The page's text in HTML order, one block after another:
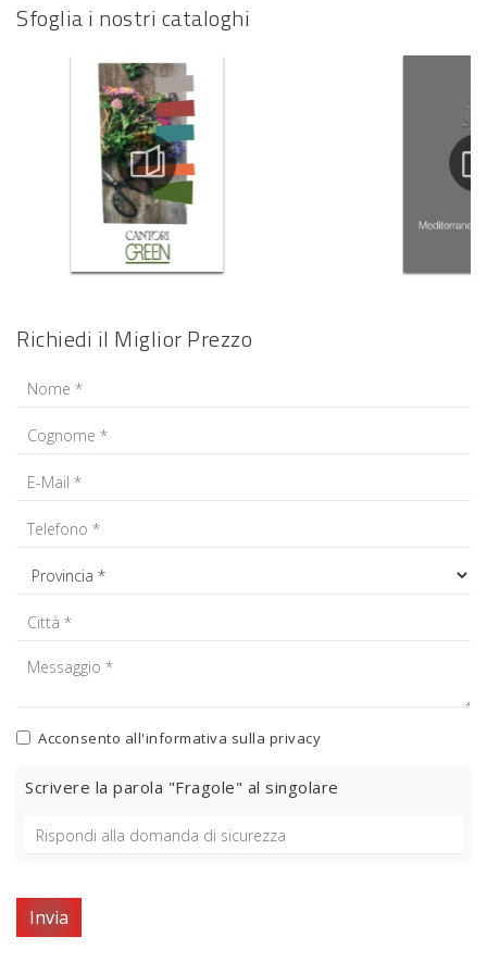
Sfoglia i nostri cataloghi
Richiedi il Miglior Prezzo
Acconsento all'informativa sulla privacy
Scrivere la parola "Fragole" al singolare
Invia